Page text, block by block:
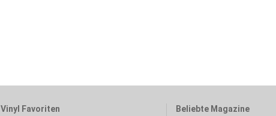
Vinyl Favoriten
Beliebte Magazine